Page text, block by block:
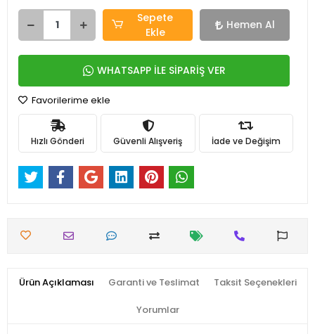
Sepete
Ekle
Hemen Al
WHATSAPP İLE SİPARİŞ VER
Favorilerime ekle
Hızlı Gönderi Güvenli Alışveriş İade ve Değişim
Ürün Açıklaması Garanti ve Teslimat Taksit Seçenekleri
Yorumlar